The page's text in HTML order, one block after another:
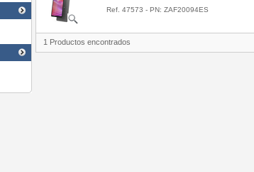
Ref. 47573 - PN: ZAF20094ES
1 Productos encontrados